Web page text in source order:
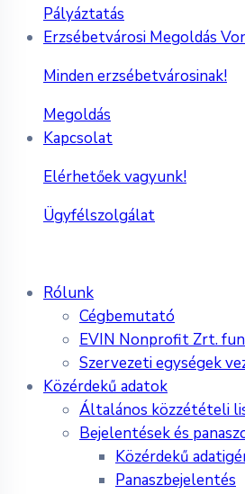
Pályáztatás
Erzsébetvárosi Megoldás
Minden erzsébetvárosinak!
Megoldás
Kapcsolat
Elérhetőek vagyunk!
Ügyfélszolgálat
Rólunk
Cégbemutató
EVIN Nonprofit Zrt.
Szervezeti egységek
Közérdekű adatok
Általános közzétételi
Bejelentések és
Közérdekű
Panaszbejelentés